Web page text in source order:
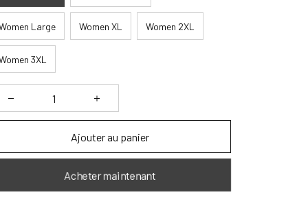
Large Women XL Women 2XL
3XL
Ajouter au panier
Acheter maintenant